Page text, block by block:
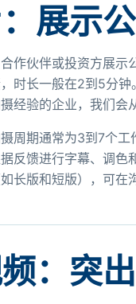
展示
作伙伴或投资方展
时长一般在2到5分
经验的企业，我们会
周期通常为3到7个
反馈进行字幕、调
长版和短版），可在
：突